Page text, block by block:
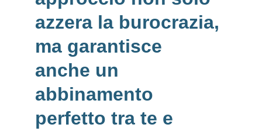
azzera la burocrazia,
ma garantisce
anche un
abbinamento
perfetto tra te e